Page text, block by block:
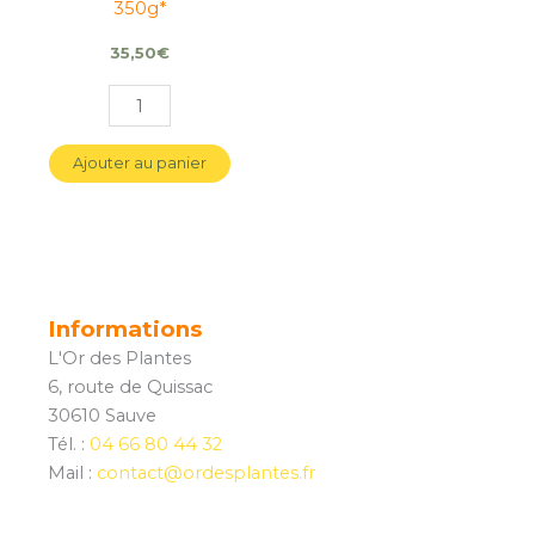
350g*
35,50€
Ajouter au panier
Informations
L'Or des Plantes
6, route de Quissac
30610 Sauve
Tél. : 04 66 80 44 32
Mail : contact@ordesplantes.fr